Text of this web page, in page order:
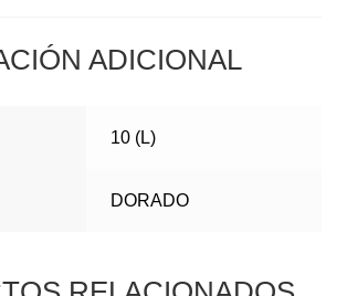
ADICIONAL
10 (L)
DORADO